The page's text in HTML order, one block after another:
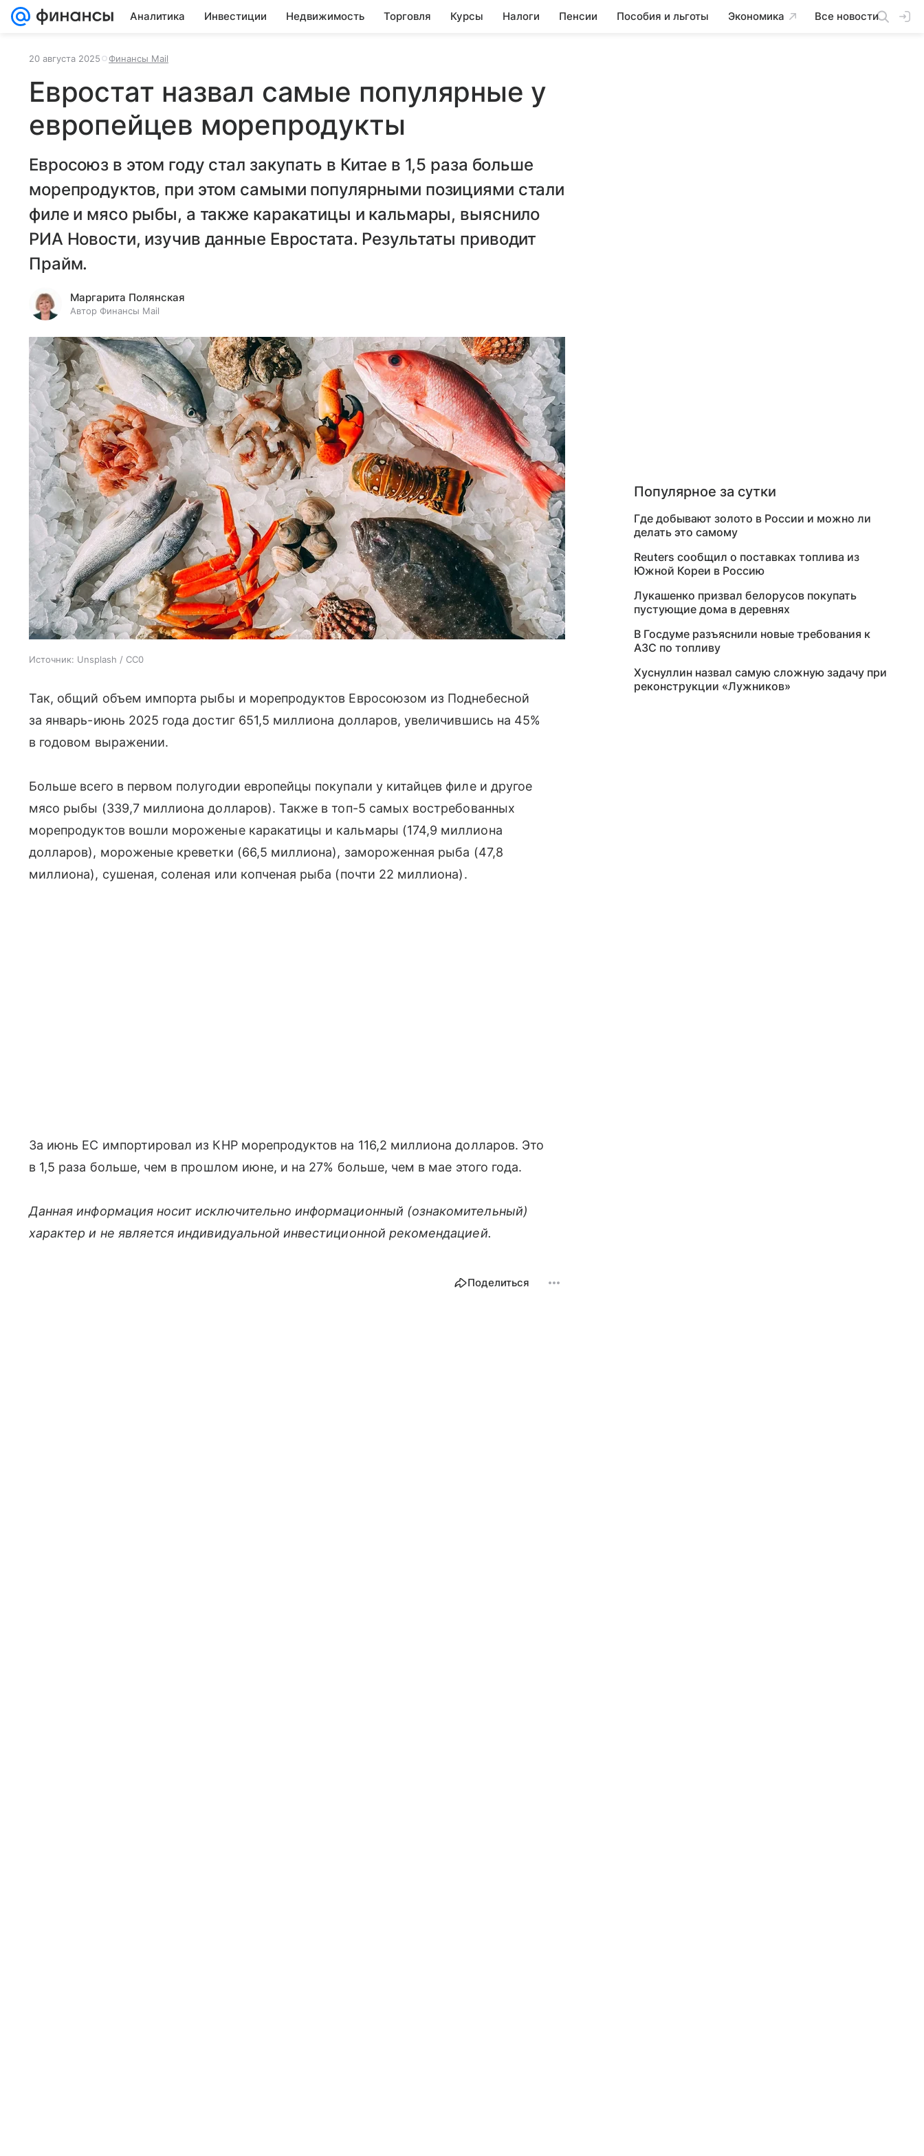
Аналитика Инвестиции Недвижимость Торговля Курсы Налоги Пенсии Пособия и льготы Экономика Все новости
20 августа 2025 Финансы Mail
Евростат назвал самые популярные у
европейцев морепродукты
Евросоюз в этом году стал закупать в Китае в 1,5 раза больше
морепродуктов, при этом самыми популярными позициями стали
филе и мясо рыбы, а также каракатицы и кальмары, выяснило
РИА Новости, изучив данные Евростата. Результаты приводит
Прайм.
Маргарита Полянская
Автор Финансы Mail
Источник: Unsplash / CC0
Так, общий объем импорта рыбы и морепродуктов Евросоюзом из Поднебесной
за январь-июнь 2025 года достиг 651,5 миллиона долларов, увеличившись на 45%
в годовом выражении.
Больше всего в первом полугодии европейцы покупали у китайцев филе и другое
мясо рыбы (339,7 миллиона долларов). Также в топ-5 самых востребованных
морепродуктов вошли мороженые каракатицы и кальмары (174,9 миллиона
долларов), мороженые креветки (66,5 миллиона), замороженная рыба (47,8
миллиона), сушеная, соленая или копченая рыба (почти 22 миллиона).
За июнь ЕС импортировал из КНР морепродуктов на 116,2 миллиона долларов. Это
в 1,5 раза больше, чем в прошлом июне, и на 27% больше, чем в мае этого года.
Данная информация носит исключительно информационный (ознакомительный)
характер и не является индивидуальной инвестиционной рекомендацией.
Поделиться
Популярное за сутки
Где добывают золото в России и можно ли
делать это самому
Reuters сообщил о поставках топлива из
Южной Кореи в Россию
Лукашенко призвал белорусов покупать
пустующие дома в деревнях
В Госдуме разъяснили новые требования к
АЗС по топливу
Хуснуллин назвал самую сложную задачу при
реконструкции «Лужников»